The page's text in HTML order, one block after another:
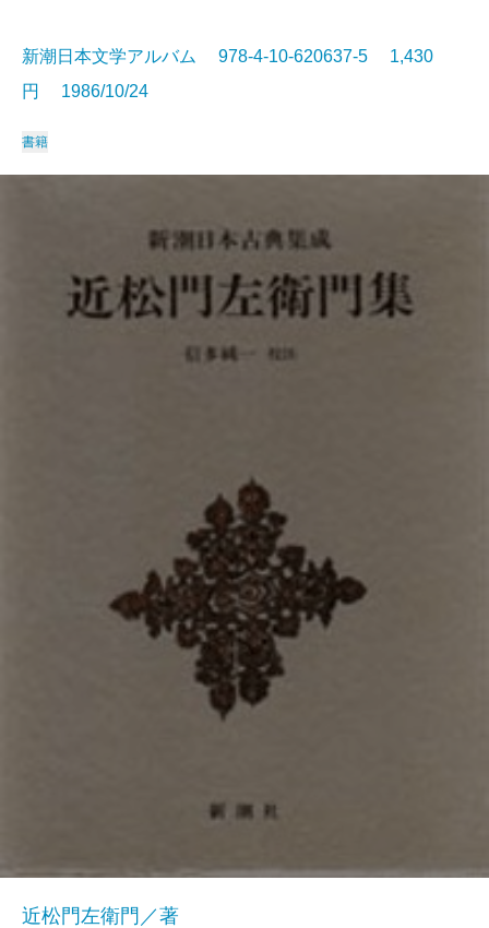
新潮日本文学アルバム 978-4-10-620637-5 1,430
円 1986/10/24
書籍
近松門左衛門／著